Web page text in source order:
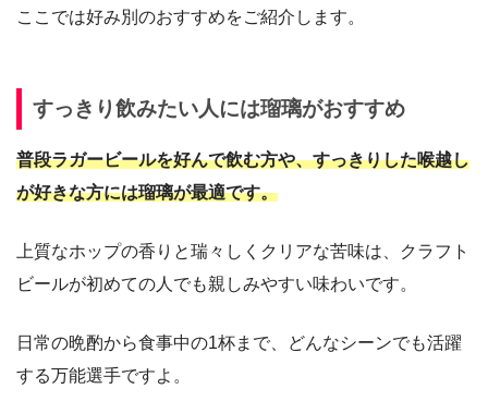
ここでは好み別のおすすめをご紹介します。
すっきり飲みたい人には瑠璃がおすすめ
普段ラガービールを好んで飲む方や、すっきりした喉越し
が好きな方には瑠璃が最適です。
上質なホップの香りと瑞々しくクリアな苦味は、クラフト
ビールが初めての人でも親しみやすい味わいです。
日常の晩酌から食事中の1杯まで、どんなシーンでも活躍
する万能選手ですよ。